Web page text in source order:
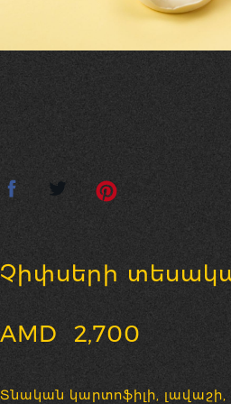
Չիփսերի
AMD 2,700
Տնական կարտոֆիլի,